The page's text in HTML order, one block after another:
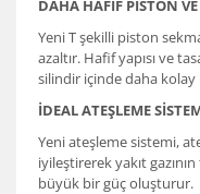
DAHA HAFİF PİSTON
Yeni T şekilli piston
azaltır. Hafif yapısı ve
silindir içinde daha
İDEAL ATEŞLEME
Yeni ateşleme sistemi,
iyileştirerek yakıt
büyük bir güç oluşturur.